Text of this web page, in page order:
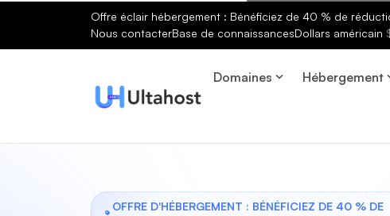
Offre éclair hébergement : Bénéficiez de 40 % de
Nous contacterBase de connaissancesDollars américain
Domaines Hébergement
OFFRE D'HÉBERGEMENT : BÉNÉFICIEZ DE 40 % DE